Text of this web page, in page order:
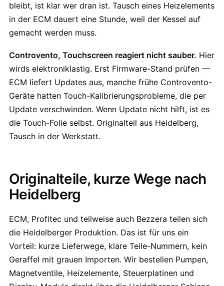
bleibt, ist klar wer dran ist. Tausch eines Heizelements
in der ECM dauert eine Stunde, weil der Kessel auf
gemacht werden muss.
Controvento, Touchscreen reagiert nicht sauber. Hier
wirds elektroniklastig. Erst Firmware-Stand prüfen —
ECM liefert Updates aus, manche frühe Controvento-
Geräte hatten Touch-Kalibrierungsprobleme, die per
Update verschwinden. Wenn Update nicht hilft, ist es
die Touch-Folie selbst. Originalteil aus Heidelberg,
Tausch in der Werkstatt.
Originalteile, kurze Wege nach
Heidelberg
ECM, Profitec und teilweise auch Bezzera teilen sich
die Heidelberger Produktion. Das ist für uns ein
Vorteil: kurze Lieferwege, klare Teile-Nummern, kein
Geraffel mit grauen Importen. Wir bestellen Pumpen,
Magnetventile, Heizelemente, Steuerplatinen und